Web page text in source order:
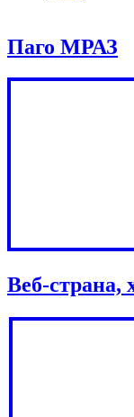
Паго МРАЗ
Веб-страна,